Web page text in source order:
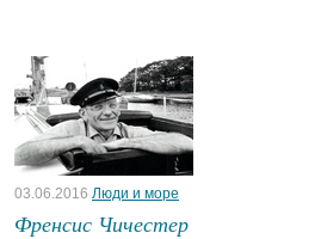
03.06.2016 Люди и море
Френсис Чичестер